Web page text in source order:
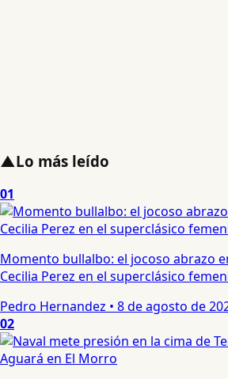
▲Lo más leído
01
Momento bullalbo: el jocoso abrazo
Cecilia Perez en el superclásico
Pedro Hernandez • 8 de agosto de
02